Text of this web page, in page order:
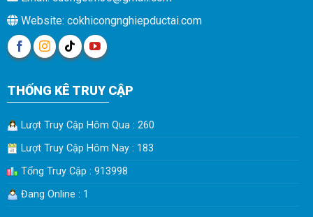
Website: cokhicongnghiepductai.com
THỐNG KÊ TRUY CẬP
Lượt Truy Cập Hôm Qua : 260
Lượt Truy Cập Hôm Nay : 183
Tổng Truy Cập : 913998
Đang Online : 1